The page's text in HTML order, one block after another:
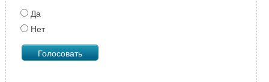
Да
Нет